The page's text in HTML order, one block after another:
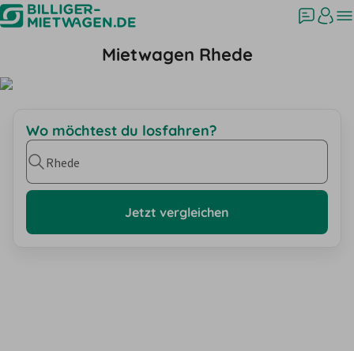
Mietwagen Rhede
Wo möchtest du losfahren?
Rhede
Jetzt vergleichen